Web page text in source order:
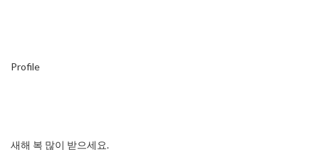
Profile
새해 복 많이 받으세요.